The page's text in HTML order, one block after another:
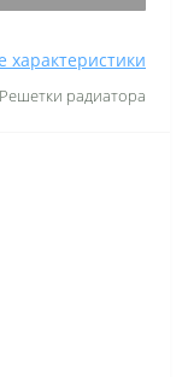
характеристики
Решетки радиатора